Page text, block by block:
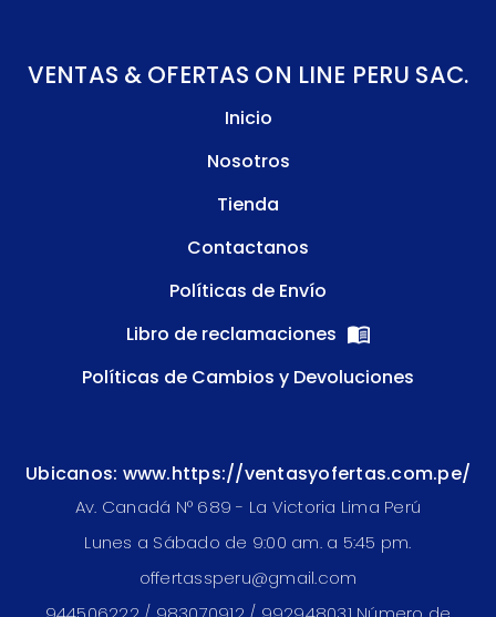
VENTAS & OFERTAS ON LINE PERU SAC.
Inicio
Nosotros
Tienda
Contactanos
Políticas de Envío
Libro de reclamaciones
Políticas de Cambios y Devoluciones
Ubicanos: www.https://ventasyofertas.com.pe/
Av. Canadá N° 689 - La Victoria Lima Perú
Lunes a Sábado de 9:00 am. a 5:45 pm.
offertassperu@gmail.com